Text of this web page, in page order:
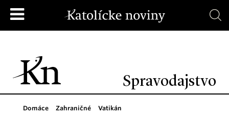
Spravodajstvo
Domáce Zahraničné Vatikán